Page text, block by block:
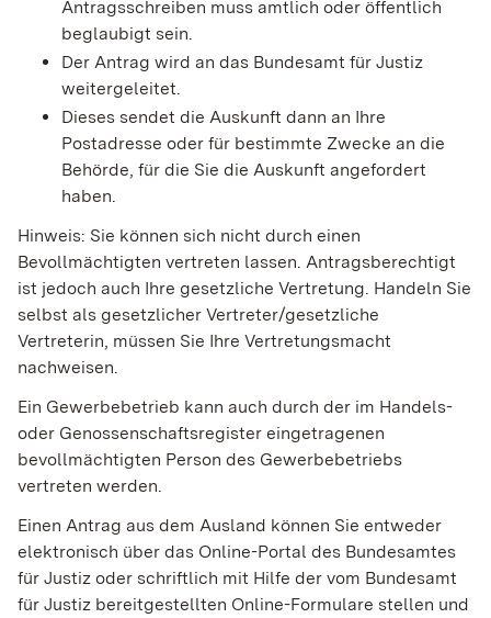
Antragsschreiben muss amtlich oder öffentlich
beglaubigt sein.
Der Antrag wird an das Bundesamt für Justiz
weitergeleitet.
Dieses sendet die Auskunft dann an Ihre
Postadresse oder für bestimmte Zwecke an die
Behörde, für die Sie die Auskunft angefordert
haben.
Hinweis: Sie können sich nicht durch einen
Bevollmächtigten vertreten lassen. Antragsberechtigt
ist jedoch auch Ihre gesetzliche Vertretung. Handeln Sie
selbst als gesetzlicher Vertreter/gesetzliche
Vertreterin, müssen Sie Ihre Vertretungsmacht
nachweisen.
Ein Gewerbebetrieb kann auch durch der im Handels-
oder Genossenschaftsregister eingetragenen
bevollmächtigten Person des Gewerbebetriebs
vertreten werden.
Einen Antrag aus dem Ausland können Sie entweder
elektronisch über das Online-Portal des Bundesamtes
für Justiz oder schriftlich mit Hilfe der vom Bundesamt
für Justiz bereitgestellten Online-Formulare stellen und